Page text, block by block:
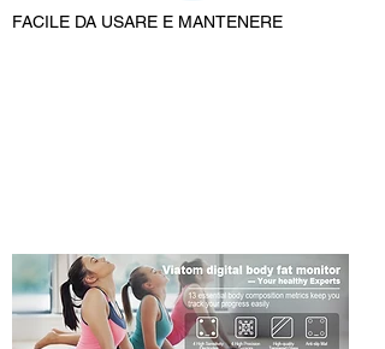
FACILE DA USARE E MANTENERE